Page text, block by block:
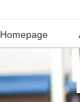
Homepage